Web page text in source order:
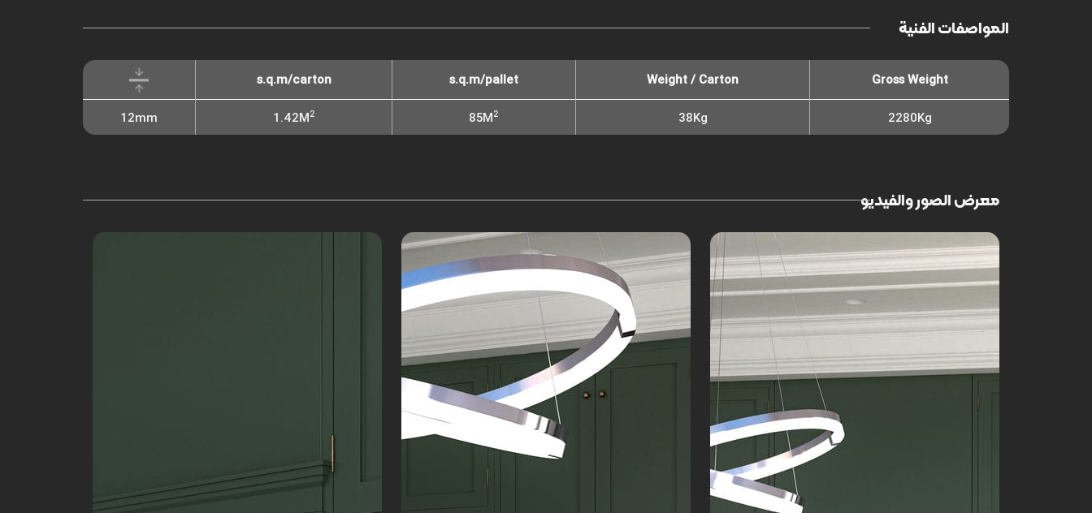
المواصفات الفنية
Gross Weight
Weight / Carton
s.q.m/pallet
s.q.m/carton
2280Kg
38Kg
85M2
1.42M2
12mm
معرض الصور والفيديو